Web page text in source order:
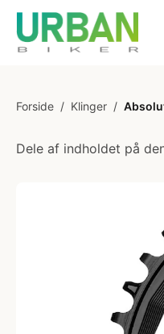
Forside / Klinger /
Dele af indholdet på